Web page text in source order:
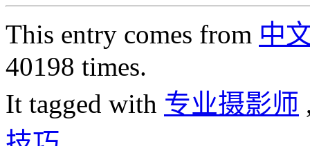
This entry comes from 中
40198 times.
It tagged with 专业摄影师